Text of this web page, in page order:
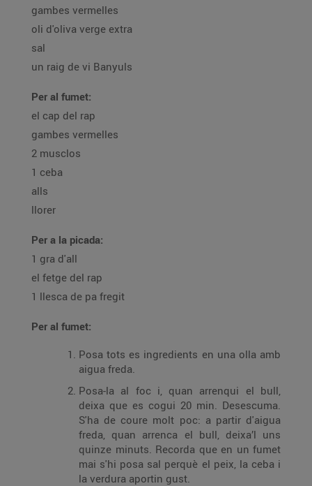
gambes vermelles
oli d'oliva verge extra
sal
un raig de vi Banyuls
Per al fumet:
el cap del rap
gambes vermelles
2 musclos
1 ceba
alls
llorer
Per a la picada:
1 gra d'all
el fetge del rap
1 llesca de pa fregit
Per al fumet:
Posa tots es ingredients en una olla amb
aigua freda.
Posa-la al foc i, quan arrenqui el bull,
deixa que es cogui 20 min. Desescuma.
S'ha de coure molt poc: a partir d'aigua
freda, quan arrenca el bull, deixa’l uns
quinze minuts. Recorda que en un fumet
mai s'hi posa sal perquè el peix, la ceba i
la verdura aportin gust.